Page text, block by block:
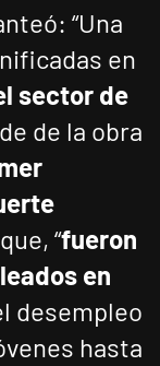
“Una
en
sector de
de la obra
“fueron
en
desempleo
hasta